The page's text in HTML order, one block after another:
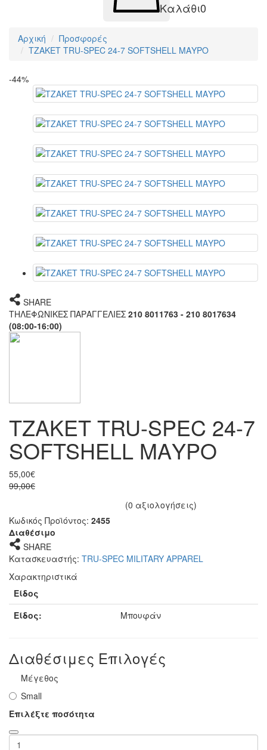
Καλάθι0
Αρχική
Προσφορές
ΤΖΑΚΕΤ TRU-SPEC 24-7 SOFTSHELL ΜΑΥΡΟ
-44%
SHARE
ΤΗΛΕΦΩΝΙΚΕΣ ΠΑΡΑΓΓΕΛΙΕΣ 210 8011763 - 210 8017634
(08:00-16:00)
ΤΖΑΚΕΤ TRU-SPEC 24-7
SOFTSHELL ΜΑΥΡΟ
55,00€
99,00€
(0 αξιολογήσεις)
Κωδικός Προϊόντος: 2455
Διαθέσιμο
SHARE
Κατασκευαστής: TRU-SPEC MILITARY APPAREL
Χαρακτηριστικά
Είδος
Είδος:
Μπουφάν
Διαθέσιμες Επιλογές
Μέγεθος
Small
Επιλέξτε ποσότητα